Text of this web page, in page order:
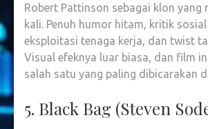
Robert Pattinson sebagai klon yang
kali. Penuh humor hitam, kritik
eksploitasi tenaga kerja, dan twist
Visual efeknya luar biasa, dan film
salah satu yang paling dibicarakan
5. Black Bag (Steven